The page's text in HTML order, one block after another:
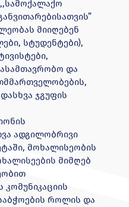
მიიღებენ
სტუდენტები),
და
ჯგუფის
ადგილობრივი
მოხალისეობის
მიმღებ
როლის და